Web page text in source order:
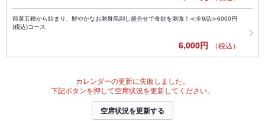
前菜五種から始まり、鮮やかなお刺身馬刺し盛合せで食欲を刺激！≪全9品≫6000円
(税込)コース
6,000円 （税込）
カレンダーの更新に失敗しました。
下記ボタンを押して空席状況を更新してください。
空席状況を更新する